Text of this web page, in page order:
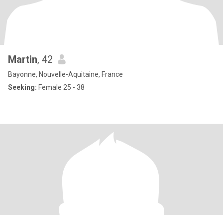
Martin, 42
Bayonne, Nouvelle-Aquitaine, France
Seeking: Female 25 - 38